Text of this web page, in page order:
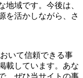
地域です。今後は、
を活かしながら、さ
いて信頼できる事
載しています。あな